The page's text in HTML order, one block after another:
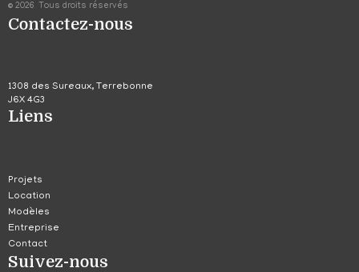
© 2026 Tous droits réservés
Contactez-nous
1308 des Sureaux, Terrebonne
J6X 4G3
Liens
Projets
Location
Modèles
Entreprise
Contact
Suivez-nous